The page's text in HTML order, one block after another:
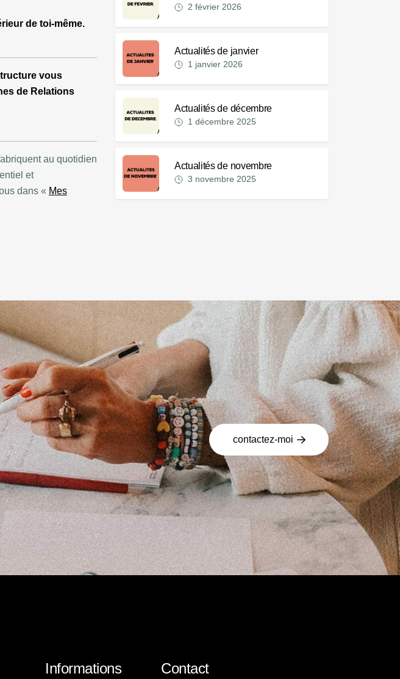
de toi-même.
vous
de Relations
au quotidien
et
dans « Mes
2 février 2026
Actualités de janvier
1 janvier 2026
Actualités de décembre
1 décembre 2025
Actualités de novembre
3 novembre 2025
contactez-moi
Informations Contact